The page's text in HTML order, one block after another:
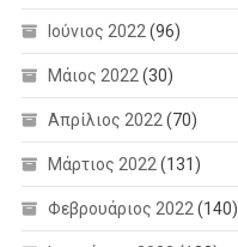
Ιούνιος 2022 (96)
Μάιος 2022 (30)
Απρίλιος 2022 (70)
Μάρτιος 2022 (131)
Φεβρουάριος 2022 (140)